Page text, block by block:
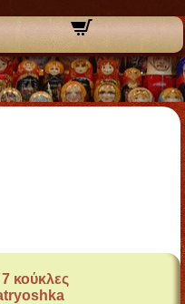
κούκλες